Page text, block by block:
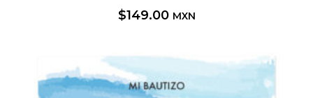
$149.00 MXN